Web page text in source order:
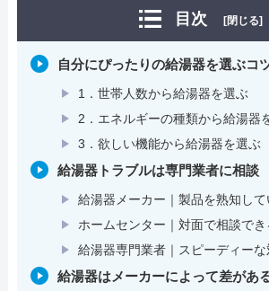
目次 [閉じる]
自分にぴったりの給湯器を選ぶコ
1．世帯人数から給湯器を選ぶ
2．エネルギーの種類から給湯器
3．欲しい機能から給湯器を選ぶ
給湯器トラブルは専門業者に相談
給湯器メーカー｜製品を熟知して
ホームセンター｜対面で相談でき
給湯器専門業者｜スピーディー
給湯器はメーカーによって差があ